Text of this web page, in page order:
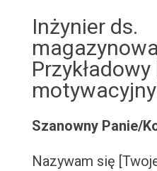
Inżynier ds.
motywacyjny
Szanowny Panie/
Nazywam się